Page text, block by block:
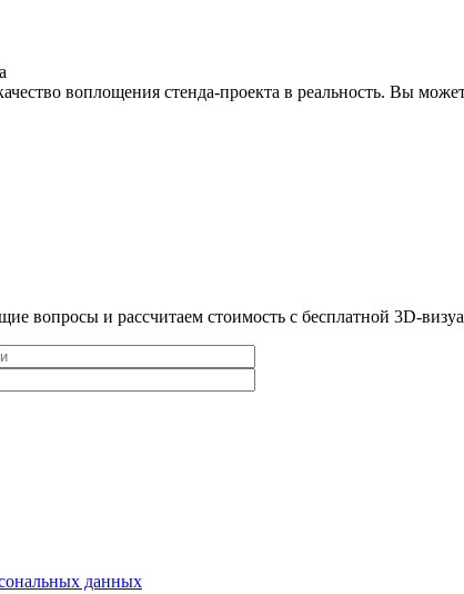
воплощения стенда-проекта в реальность. Вы
вопросы и рассчитаем стоимость с бесплатной 3D-
данных